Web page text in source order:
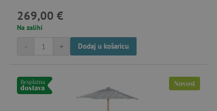
269,00 €
Na zalihi
+
- Dodaj u košaricu
Besplatna
dostava Novost